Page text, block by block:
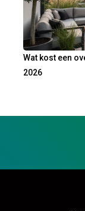
Wat kost een
2026